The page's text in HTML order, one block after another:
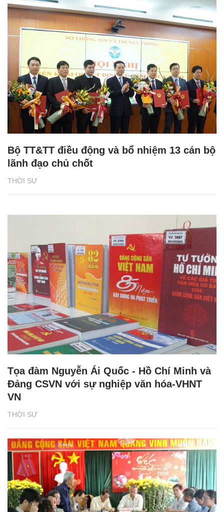
THỜI SỰ
Bộ TT&TT điều động và bổ nhiệm 13 cán bộ
lãnh đạo chủ chốt
THỜI SỰ
Tọa đàm Nguyễn Ái Quốc - Hồ Chí Minh và
Đảng CSVN với sự nghiệp văn hóa-VHNT
VN